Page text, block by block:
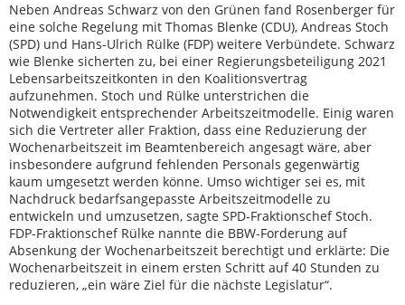
Neben Andreas Schwarz von den Grünen fand Rosenberger für
eine solche Regelung mit Thomas Blenke (CDU), Andreas Stoch
(SPD) und Hans-Ulrich Rülke (FDP) weitere Verbündete. Schwarz
wie Blenke sicherten zu, bei einer Regierungsbeteiligung 2021
Lebensarbeitszeitkonten in den Koalitionsvertrag
aufzunehmen. Stoch und Rülke unterstrichen die
Notwendigkeit entsprechender Arbeitszeitmodelle. Einig waren
sich die Vertreter aller Fraktion, dass eine Reduzierung der
Wochenarbeitszeit im Beamtenbereich angesagt wäre, aber
insbesondere aufgrund fehlenden Personals gegenwärtig
kaum umgesetzt werden könne. Umso wichtiger sei es, mit
Nachdruck bedarfsangepasste Arbeitszeitmodelle zu
entwickeln und umzusetzen, sagte SPD-Fraktionschef Stoch.
FDP-Fraktionschef Rülke nannte die BBW-Forderung auf
Absenkung der Wochenarbeitszeit berechtigt und erklärte: Die
Wochenarbeitszeit in einem ersten Schritt auf 40 Stunden zu
reduzieren, „ein wäre Ziel für die nächste Legislatur“.